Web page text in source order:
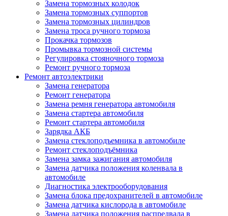
Замена тормозных колодок
Замена тормозных суппортов
Замена тормозных цилиндров
Замена троса ручного тормоза
Прокачка тормозов
Промывка тормозной системы
Регулировка стояночного тормоза
Ремонт ручного тормоза
Ремонт автоэлектрики
Замена генератора
Ремонт генератора
Замена ремня генератора автомобиля
Замена стартера автомобиля
Ремонт стартера автомобиля
Зарядка АКБ
Замена стеклоподъемника в автомобиле
Ремонт стеклоподъёмника
Замена замка зажигания автомобиля
Замена датчика положения коленвала в
автомобиле
Диагностика электрооборудования
Замена блока предохранителей в автомобиле
Замена датчика кислорода в автомобиле
Замена датчика положения распредвала в